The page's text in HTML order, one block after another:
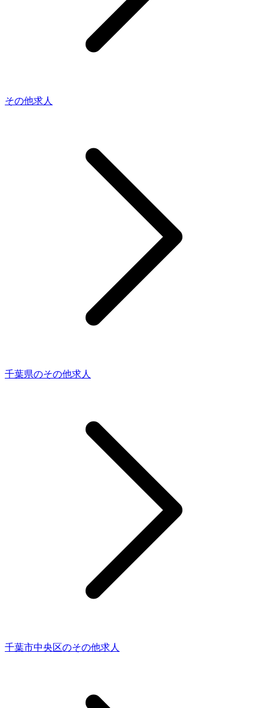
その他求人
千葉県のその他求人
千葉市中央区のその他求人